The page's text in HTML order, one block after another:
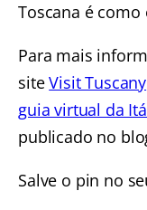
Toscana é
Para mais
siteVisit Tuscany
guia virtual da
publicado no
Salve o pin no